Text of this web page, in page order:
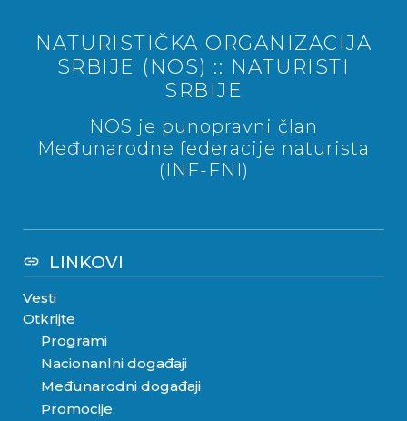
NATURISTIČKA ORGANIZACIJA
SRBIJE (NOS) :: NATURISTI
SRBIJE
NOS je punopravni član
Međunarodne federacije naturista
(INF-FNI)
link LINKOVI
Vesti
Otkrijte
Programi
Nacionanlni događaji
Međunarodni događaji
Promocije